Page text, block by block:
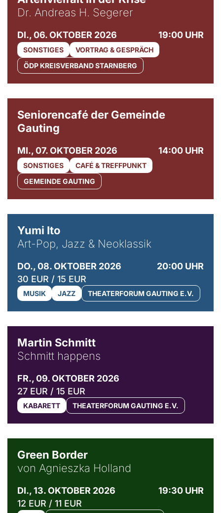
Dr. Andreas H. Segerer
DI., 06. OKTOBER 2026 19:00 UHR
SONSTIGES
VORTRAG & GESPRÄCH
ÖDP KREISVERBAND STARNBERG
Seniorencafé der Gemeinde
Gauting
MI., 07. OKTOBER 2026 14:00 UHR
SONSTIGES
CAFÉ & TREFFPUNKT
GEMEINDE GAUTING
Yumi Ito
Art-Pop, Jazz & Neoklassik
DO., 08. OKTOBER 2026
20:00 UHR
30 EUR / 15 EUR
MUSIK JAZZ THEATERFORUM GAUTING E.V.
Martin Schmitt
Schmitt happens
FR., 09. OKTOBER 2026
27 EUR / 15 EUR
KABARETT THEATERFORUM GAUTING E.V.
Green Border
von Agnieszka Holland
DI., 13. OKTOBER 2026
19:30 UHR
12 EUR / 11 EUR